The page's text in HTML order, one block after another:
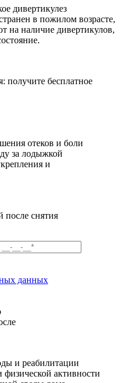
дивертикулез
в пожилом возрасте,
на наличие дивертикулов,
получите бесплатное
отеков и боли
за лодыжкой
и
после снятия
данных
и реабилитации
активности